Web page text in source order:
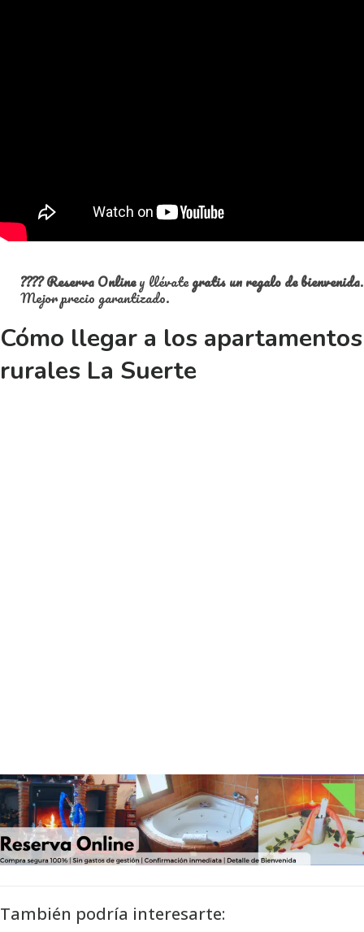
????Reserva Onliney llévategratis un regalo de bienvenida.
Mejor precio garantizado.
Cómo llegar a los apartamentos
rurales La Suerte
También podría interesarte: